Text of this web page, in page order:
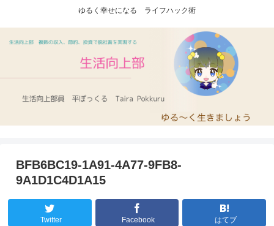
ゆるく幸せになる ライフハック術
BFB6BC19-1A91-4A77-9FB8-
9A1D1C4D1A15
Twitter Facebook はてブ